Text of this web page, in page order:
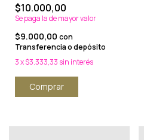
$10.000,00
Se paga la de mayor valor
$9.000,00 con
Transferencia o depósito
3x$3.333,33 sin interés
Comprar